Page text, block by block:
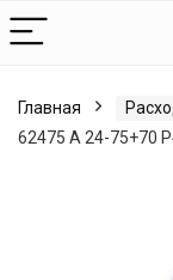
Главная
62475 А 24-75+70